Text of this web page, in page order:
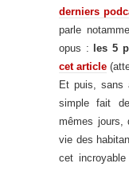
derniers
parle
opus :
les 5
cet article
Et puis, sans
simple fait
mêmes jours,
vie des
cet